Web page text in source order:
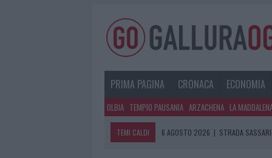
PRIMA PAGINA CRONACA ECONOMIA
OLBIA TEMPIO PAUSANIA ARZACHENA LA
TEMI CALDI 6 AGOSTO 2026 | STRADA